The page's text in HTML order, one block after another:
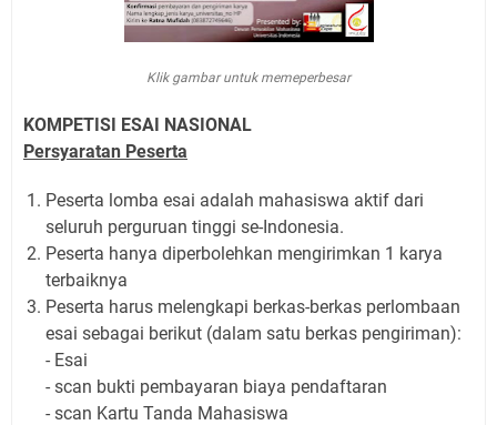
Klik gambar untuk memeperbesar
KOMPETISI ESAI NASIONAL
Persyaratan Peserta
Peserta lomba esai adalah mahasiswa aktif dari
seluruh perguruan tinggi se-Indonesia.
Peserta hanya diperbolehkan mengirimkan 1 karya
terbaiknya
Peserta harus melengkapi berkas-berkas perlombaan
esai sebagai berikut (dalam satu berkas pengiriman):
- Esai
- scan bukti pembayaran biaya pendaftaran
- scan Kartu Tanda Mahasiswa